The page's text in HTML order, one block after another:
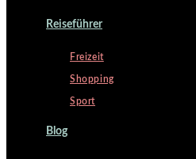
Reiseführer
Freizeit
Shopping
Sport
Blog